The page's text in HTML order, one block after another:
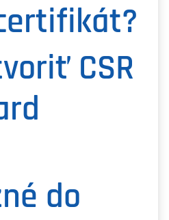
CSR
do